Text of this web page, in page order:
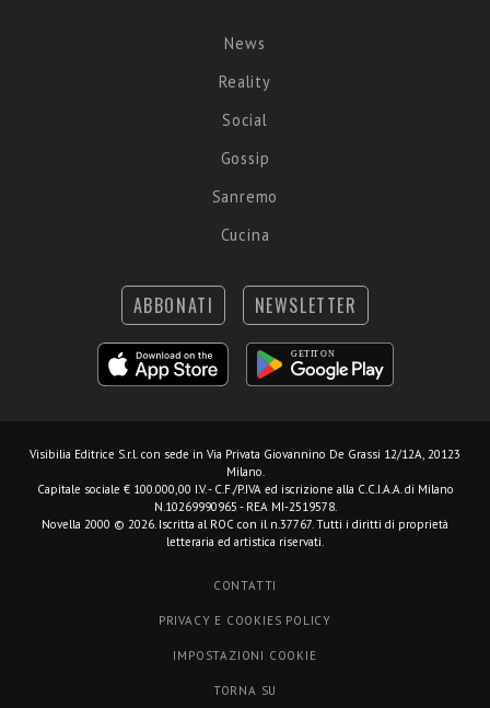
News
Reality
Social
Gossip
Sanremo
Cucina
ABBONATI NEWSLETTER
Visibilia Editrice S.r.l. con sede in Via Privata Giovannino De Grassi 12/12A, 20123
Milano.
Capitale sociale € 100.000,00 I.V. - C.F./P.IVA ed iscrizione alla C.C.I.A.A. di Milano
N.10269990965 - REA MI-2519578.
Novella 2000 © 2026. Iscritta al ROC con il n.37767. Tutti i diritti di proprietà
letteraria ed artistica riservati.
CONTATTI
PRIVACY E COOKIES POLICY
IMPOSTAZIONI COOKIE
TORNA SU